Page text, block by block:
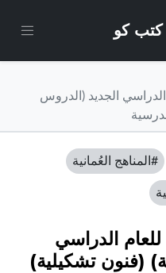
الجديد (الدروس
#المناهج العُمانية
الدراسي
(فنون تشكيلية)